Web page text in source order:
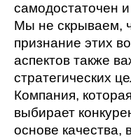
самодостаточен
Мы не скрываем,
признание этих
аспектов также
стратегических
Компания, которая
выбирает
основе качества,